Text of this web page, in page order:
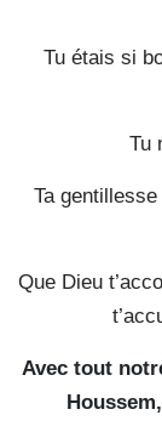
Tu étais si
Tu
Ta
Que Dieu
Avec tout
Houssem,